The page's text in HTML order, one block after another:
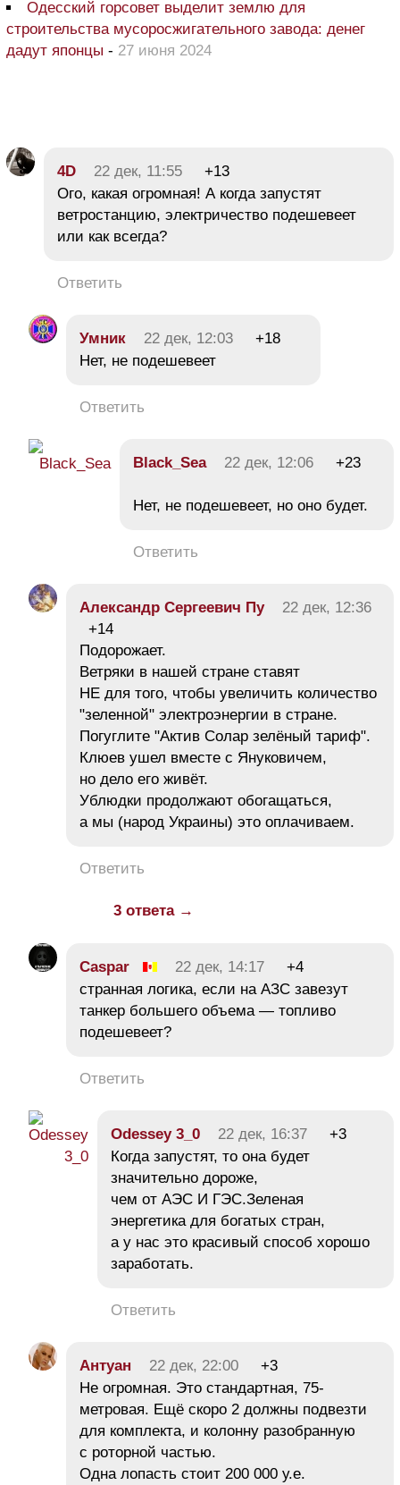
Одесский горсовет выделит землю для
строительства мусоросжигательного завода: денег
дадут японцы - 27 июня 2024
4D 22 дек, 11:55
+13
Ого, какая огромная! А когда запустят
ветростанцию, электричество подешевеет
или как всегда?
Ответить
Умник 22 дек, 12:03
+18
Нет, не подешевеет
Ответить
Black_Sea 22 дек, 12:06 +23
Нет, не подешевеет, но оно будет.
Ответить
Александр Сергеевич Пу
22 дек, 12:36
+14
Подорожает.
Ветряки в нашей стране ставят
НЕ для того, чтобы увеличить количество
"зеленной" электроэнергии в стране.
Погуглите "Актив Солар зелёный тариф".
Клюев ушел вместе с Януковичем,
но дело его живёт.
Ублюдки продолжают обогащаться,
а мы (народ Украины) это оплачиваем.
Ответить
3 ответа →
Caspar 22 дек, 14:17
+4
странная логика, если на АЗС завезут
танкер большего объема — топливо
подешевеет?
Ответить
Odessey 3_0 22 дек, 16:37
+3
Когда запустят, то она будет
значительно дороже,
чем от АЭС И ГЭС.Зеленая
энергетика для богатых стран,
а у нас это красивый способ хорошо
заработать.
Ответить
Антуан 22 дек, 22:00
+3
Не огромная. Это стандартная, 75-
метровая. Ещё скоро 2 должны подвезти
для комплекта, и колонну разобранную
с роторной частью.
Одна лопасть стоит 200 000 у.е.